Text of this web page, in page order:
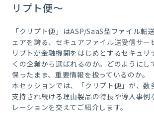
リプト便～
「クリプト便」はASP/SaaS型ファイル転
ェアを誇る、セキュアファイル送受信サー
リプトが金融機関をはじめとするセキュリ
くの企業から選ばれるのか。どのようにし
保ったまま、重要情報を扱っているのか。
本セッションでは、「クリプト便」が、数
支持され続ける理由製品の特長や導入事例
レーションを交えてご紹介します。